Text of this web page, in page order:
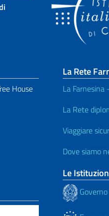
House
La Rete
La Farnesina
La Rete
Viaggiare
Dove siamo
Le